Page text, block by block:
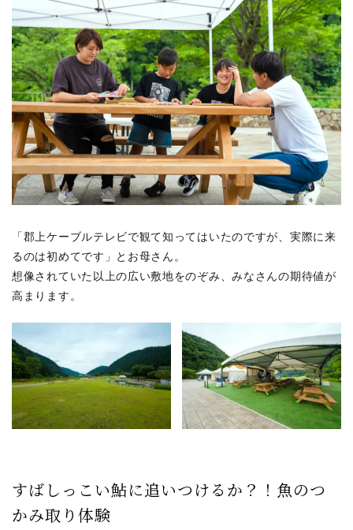
「郡上ケーブルテレビで観て知ってはいたのですが、実際に来
るのは初めてです」とお母さん。
想像されていた以上の広い敷地をのぞみ、みなさんの期待値が
高まります。
すばしっこい鮎に追いつけるか？！魚のつ
かみ取り体験